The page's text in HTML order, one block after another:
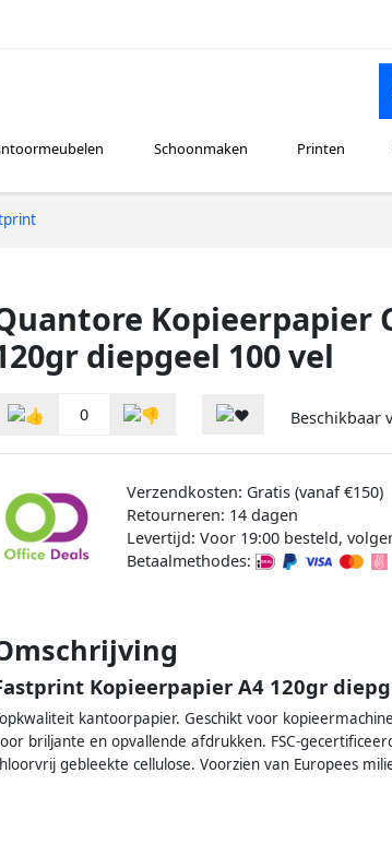
Schoonmaken Printen
Kopieerpapier
diepgeel 100 vel
0 Beschikbaar
Verzendkosten: Gratis (vanaf €150)
Retourneren: 14 dagen
Levertijd: Voor 19:00 besteld,
Betaalmethodes:
Kopieerpapier A4 120gr
kantoorpapier. Geschikt voor
briljante en opvallende afdrukken. FSC-
gebleekte cellulose. Voorzien van Europees